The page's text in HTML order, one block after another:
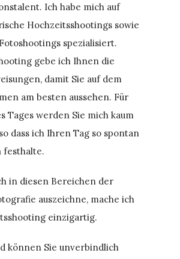
Ich habe mich auf
Hochzeitsshootings sowie
spezialisiert.
gebe ich Ihnen die
damit Sie auf dem
am besten aussehen. Für
Tages werden Sie mich kaum
dass ich Ihren Tag so spontan
festhalte.
in diesen Bereichen der
auszeichne, mache ich
einzigartig.
können Sie unverbindlich